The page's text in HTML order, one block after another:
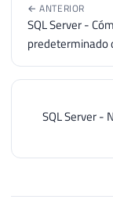
← ANTERIOR
SQL Server -
predeterminado
SQL Server -